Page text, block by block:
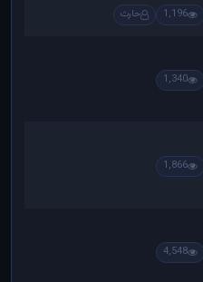
1,196 حارث
1,340
1,866
4,548